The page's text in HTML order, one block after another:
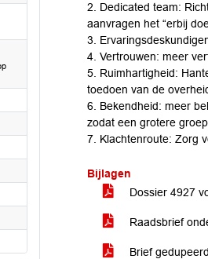
2. Dedicated team:
aanvragen het “erbij
3.
4. Vertrouwen: meer
5. Ruimhartigheid:
toedoen van de
6. Bekendheid: meer
zodat een grotere
7. Klachtenroute: Zorg
Bijlagen
Dossier 4927
Raadsbrief
Brief